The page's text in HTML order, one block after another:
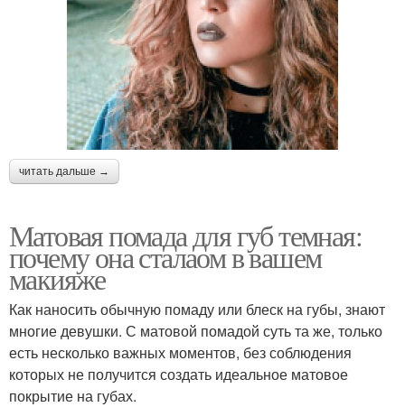
читать дальше →
Матовая помада для губ темная:
почему она сталаом в вашем
макияже
Как наносить обычную помаду или блеск на губы, знают
многие девушки. С матовой помадой суть та же, только
есть несколько важных моментов, без соблюдения
которых не получится создать идеальное матовое
покрытие на губах.